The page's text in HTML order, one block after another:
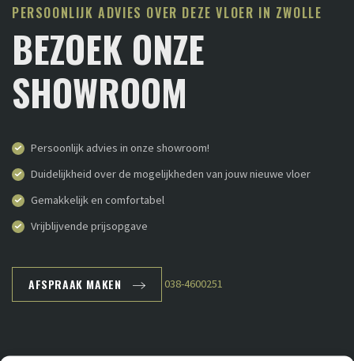
PERSOONLIJK ADVIES OVER DEZE VLOER IN ZWOLLE
BEZOEK ONZE
SHOWROOM
Persoonlijk advies in onze showroom!
Duidelijkheid over de mogelijkheden van jouw nieuwe vloer
Gemakkelijk en comfortabel
Vrijblijvende prijsopgave
AFSPRAAK MAKEN 038-4600251